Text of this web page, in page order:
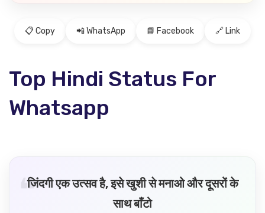
📋 Copy 📲 WhatsApp 📘 Facebook 🔗 Link
Top Hindi Status For
Whatsapp
जिंदगी एक उत्सव है, इसे खुशी से मनाओ और दूसरों के
साथ बाँटो